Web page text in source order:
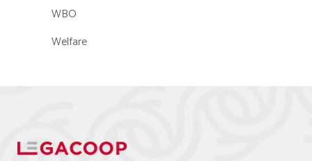
WBO
Welfare